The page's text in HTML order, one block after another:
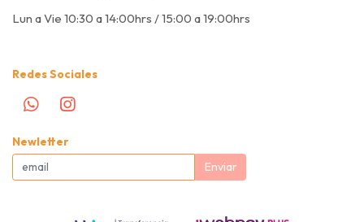
Lun a Vie 10:30 a 14:00hrs / 15:00 a 19:00hrs
Redes Sociales
Newletter
Enviar